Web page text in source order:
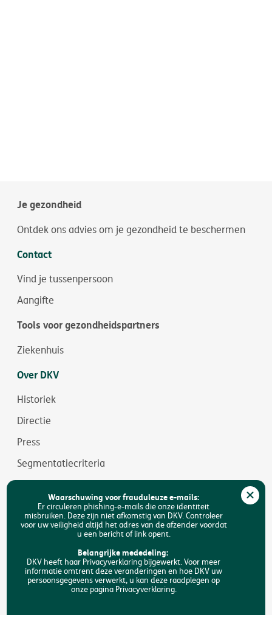
Je gezondheid
Ontdek ons advies om je gezondheid te beschermen
Contact
Vind je tussenpersoon
Aangifte
Tools voor gezondheidspartners
Ziekenhuis
Over DKV
Historiek
Directie
Press
Segmentatiecriteria
Jobs
Duurzaamheid
Toegankelijkheid
Zoeken
Waarschuwing voor frauduleuze e-mails:
Er circuleren phishing-e-mails die onze identiteit
misbruiken. Deze zijn niet afkomstig van DKV. Controleer
voor uw veiligheid altijd het adres van de afzender voordat
u een bericht of link opent.
Belangrijke mededeling:
DKV heeft haar Privacyverklaring bijgewerkt. Voor meer
informatie omtrent deze veranderingen en hoe DKV uw
persoonsgegevens verwerkt, u kan deze raadplegen op
onze pagina Privacyverklaring.